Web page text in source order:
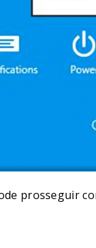
prosseguir